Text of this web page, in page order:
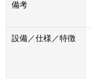
備考
設備／仕様／特徴